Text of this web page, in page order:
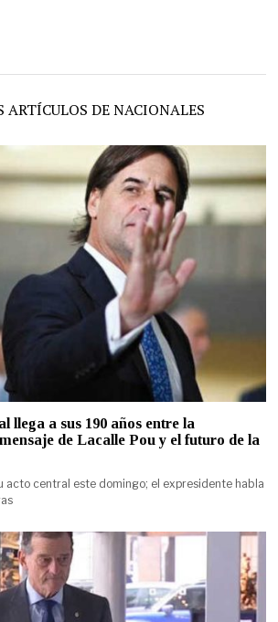
ARTÍCULOS DE NACIONALES
llega a sus 190 años entre la
de Lacalle Pou y el futuro de la
acto central este domingo; el expresidente habla